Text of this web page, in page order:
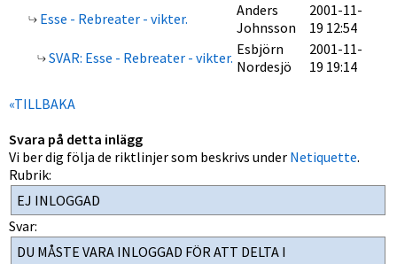
Esse - Rebreater - vikter.
Anders
Johnsson
2001-11-
19 12:54
SVAR: Esse - Rebreater - vikter. Esbjörn
Nordesjö
2001-11-
19 19:14
«TILLBAKA
Svara på detta inlägg
Vi ber dig följa de riktlinjer som beskrivs under Netiquette.
Rubrik:
Svar: